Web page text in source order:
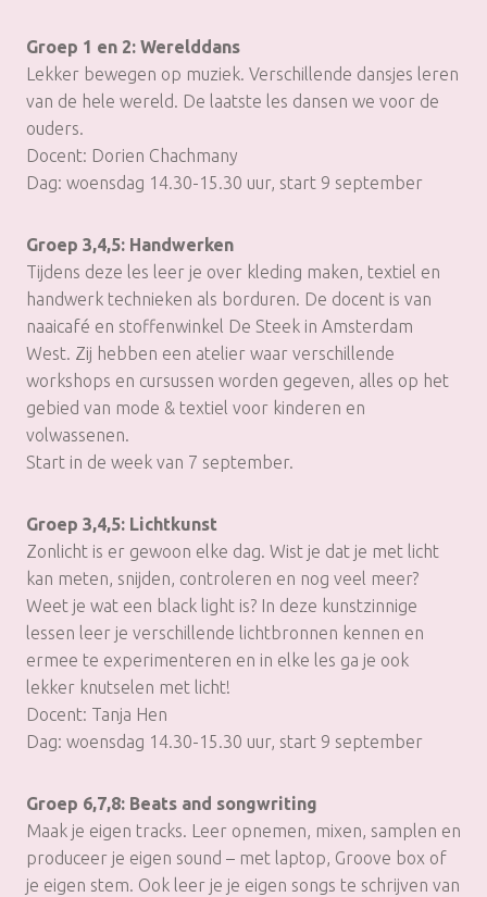
Groep 1 en 2: Werelddans
Lekker bewegen op muziek. Verschillende dansjes leren
van de hele wereld. De laatste les dansen we voor de
ouders.
Docent: Dorien Chachmany
Dag: woensdag 14.30-15.30 uur, start 9 september
Groep 3,4,5: Handwerken
Tijdens deze les leer je over kleding maken, textiel en
handwerk technieken als borduren. De docent is van
naaicafé en stoffenwinkel De Steek in Amsterdam
West. Zij hebben een atelier waar verschillende
workshops en cursussen worden gegeven, alles op het
gebied van mode & textiel voor kinderen en
volwassenen.
Start in de week van 7 september.
Groep 3,4,5: Lichtkunst
Zonlicht is er gewoon elke dag. Wist je dat je met licht
kan meten, snijden, controleren en nog veel meer?
Weet je wat een black light is? In deze kunstzinnige
lessen leer je verschillende lichtbronnen kennen en
ermee te experimenteren en in elke les ga je ook
lekker knutselen met licht!
Docent: Tanja Hen
Dag: woensdag 14.30-15.30 uur, start 9 september
Groep 6,7,8: Beats and songwriting
Maak je eigen tracks. Leer opnemen, mixen, samplen en
produceer je eigen sound – met laptop, Groove box of
je eigen stem. Ook leer je je eigen songs te schrijven van